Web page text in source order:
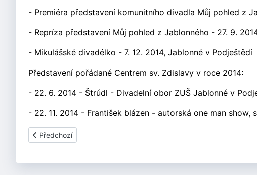
- Premiéra představení komunitního divadla Můj pohled z
- Repríza představení Můj pohled z Jablonného - 27. 9.
- Mikulášské divadélko - 7. 12. 2014, Jablonné v Podještědí
Představení pořádané Centrem sv. Zdislavy v roce 2014:
- 22. 6. 2014 - Štrúdl - Divadelní obor ZUŠ Jablonné v
- 22. 11. 2014 - František blázen - autorská one man
Předchozí článek: 2015
Předchozí